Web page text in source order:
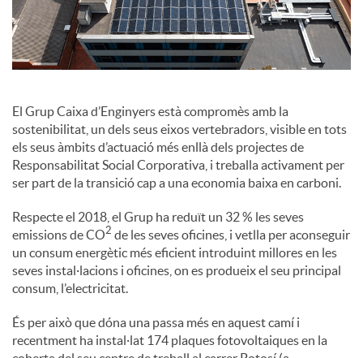
i
a
l
s
El Grup Caixa d’Enginyers està compromès amb la
sostenibilitat, un dels seus eixos vertebradors, visible en tots
els seus àmbits d’actuació més enllà dels projectes de
Responsabilitat Social Corporativa, i treballa activament per
ser part de la transició cap a una economia baixa en carboni.
Respecte el 2018, el Grup ha reduït un 32 % les seves
emissions de CO2 de les seves oficines, i vetlla per aconseguir
un consum energètic més eficient introduint millores en les
seves instal·lacions i oficines, on es produeix el seu principal
consum, l’electricitat.
És per això que dóna una passa més en aquest camí i
recentment ha instal·lat 174 plaques fotovoltaiques en la